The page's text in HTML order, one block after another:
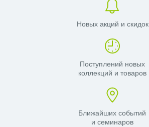
Новых акций и скидок
Поступлений новых
коллекций и товаров
Ближайших событий
и семинаров